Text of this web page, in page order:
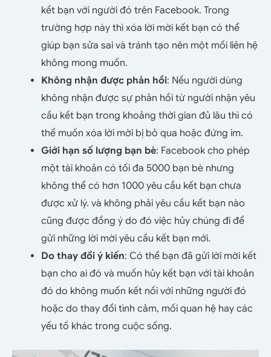
kết bạn với người đó trên Facebook. Trong
trường hợp này thì xóa lời mời kết bạn có thể
giúp bạn sửa sai và tránh tạo nên một mối liên hệ
không mong muốn.
Không nhận được phản hồi: Nếu người dùng
không nhận được sự phản hồi từ người nhận yêu
cầu kết bạn trong khoảng thời gian đủ lâu thì có
thể muốn xóa lời mời bị bỏ qua hoặc đứng im.
Giới hạn số lượng bạn bè: Facebook cho phép
một tài khoản có tối đa 5000 bạn bè nhưng
không thể có hơn 1000 yêu cầu kết bạn chưa
được xử lý. và không phải yêu cầu kết bạn nào
cũng được đồng ý do đó việc hủy chúng đi để
gửi những lời mời yêu cầu kết bạn mới.
Do thay đổi ý kiến: Có thể bạn đã gửi lời mời kết
bạn cho ai đó và muốn hủy kết bạn với tài khoản
đó do không muốn kết nối với những người đó
hoặc do thay đổi tình cảm, mối quan hệ hay các
yếu tố khác trong cuộc sống.